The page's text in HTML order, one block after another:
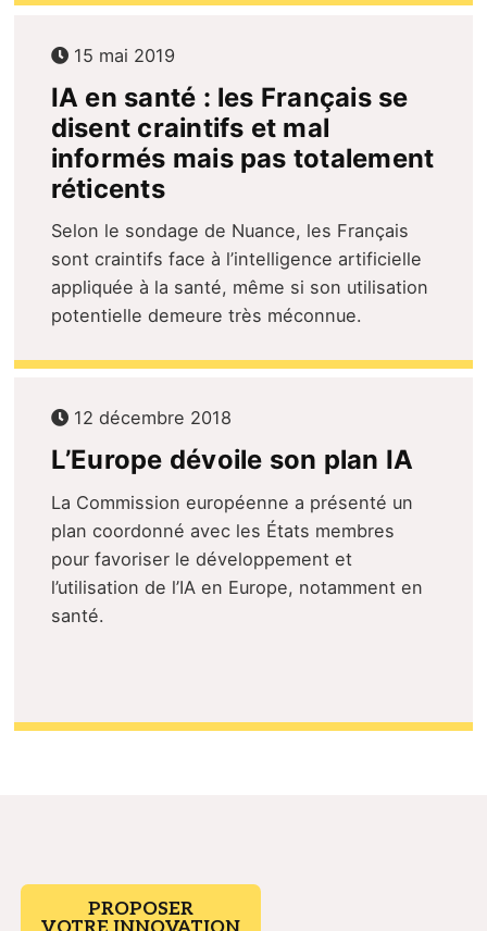
15 mai 2019
IA en santé : les Français se
disent craintifs et mal
informés mais pas totalement
réticents
Selon le sondage de Nuance, les Français
sont craintifs face à l’intelligence artificielle
appliquée à la santé, même si son utilisation
potentielle demeure très méconnue.
12 décembre 2018
L’Europe dévoile son plan IA
La Commission européenne a présenté un
plan coordonné avec les États membres
pour favoriser le développement et
l’utilisation de l’IA en Europe, notamment en
santé.
PROPOSER